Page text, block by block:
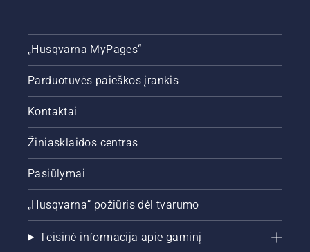
„Husqvarna MyPages“
Parduotuvės paieškos įrankis
Kontaktai
Žiniasklaidos centras
Pasiūlymai
„Husqvarna“ požiūris dėl tvarumo
Teisinė informacija apie gaminį